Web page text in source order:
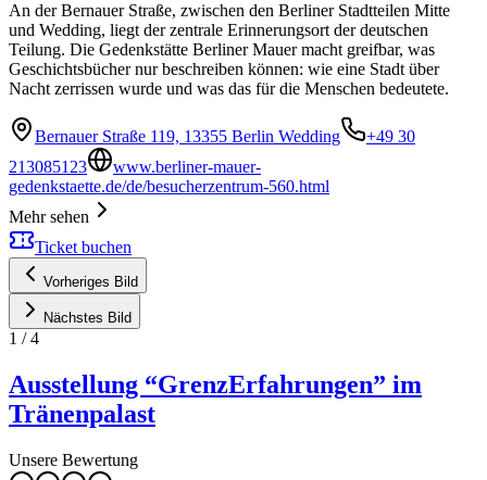
An der Bernauer Straße, zwischen den Berliner Stadtteilen Mitte
und Wedding, liegt der zentrale Erinnerungsort der deutschen
Teilung. Die Gedenkstätte Berliner Mauer macht greifbar, was
Geschichtsbücher nur beschreiben können: wie eine Stadt über
Nacht zerrissen wurde und was das für die Menschen bedeutete.
Bernauer Straße 119, 13355 Berlin Wedding
+49 30
213085123
www.berliner-mauer-
gedenkstaette.de/de/besucherzentrum-560.html
Mehr sehen
Ticket buchen
Vorheriges Bild
Nächstes Bild
1 /4
Ausstellung “GrenzErfahrungen” im
Tränenpalast
Unsere Bewertung